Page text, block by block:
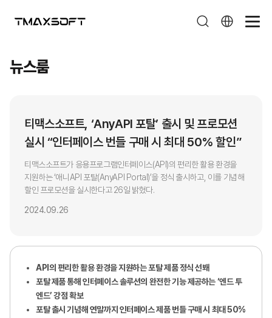
뉴스룸
뉴스룸
티맥스소프트, ‘AnyAPI 포탈’ 출시 및 프로모션
실시 “인터페이스 번들 구매 시 최대 50% 할인”
티맥스소프트가 응용프로그램인터페이스(API)의 편리한 활용 환경을
지원하는 ‘애니API 포탈(AnyAPI Portal)’을 정식 출시하고, 이를 기념해
할인 프로모션을 실시한다고 26일 밝혔다.
2024.09.26
API 의 편리한 활용 환경을 지원하는 포탈 제품 정식 선봬
포탈 제품 통해 인터페이스 솔루션의 완전한 기능 제공하는 ‘엔드 투
엔드’ 강점 확보
포탈 출시 기념해 연말까지 인터페이스 제품 번들 구매 시 최대 50%